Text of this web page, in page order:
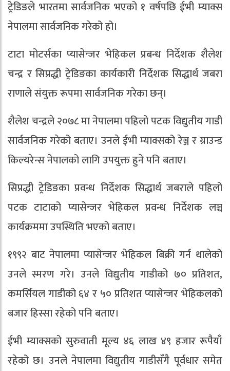
ट्रेडिङले भारतमा सार्वजनिक भएको १ वर्षपछि ईभी म्याक्स
नेपालमा सार्वजनिक गरेको हो।
टाटा मोटर्सका प्यासेन्जर भेहिकल प्रबन्ध निर्देशक शैलेश
चन्द्र र सिप्रद्धी ट्रेडिङका कार्यकारी निर्देशक सिद्धार्थ जबरा
राणाले संयुक्त रूपमा सार्वजनिक गरेका छन्।
शैलेश चन्द्रले २०७८ मा नेपालमा पहिलो पटक विद्युतीय गाडी
सार्वजनिक गरेको बताए। उनले ईभी म्याक्सको रेञ्ज र ग्राउन्ड
किल्यरेन्स नेपालको लागि उपयुक्त हुने पनि बताए।
सिप्रद्धी ट्रेडिङका प्रवन्ध निर्देशक सिद्धार्थ जबराले पहिलो
पटक टाटाको प्यासेन्जर भेहिकल प्रवन्ध निर्देशक लञ्च
कार्यक्रममा उपस्थिति भएको बताए।
१९९२ बाट नेपालमा प्यासेन्जर भेहिकल बिक्री गर्न थालेको
उनले स्मरण गरे। उनले विद्युतीय गाडीको ७० प्रतिशत,
कमर्सियल गाडीको ६४ र ५० प्रतिशत प्यासेन्जर भेहिकलको
बजार हिस्सा रहेको पनि बताए।
ईभी म्याक्सको सुरुवाती मूल्य ४६ लाख ४९ हजार रूपैयाँ
रहेको छ। उनले नेपालमा विद्युतीय गाडीसँगै पूर्वधार समेत